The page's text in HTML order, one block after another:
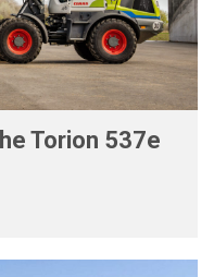
Torion 537e